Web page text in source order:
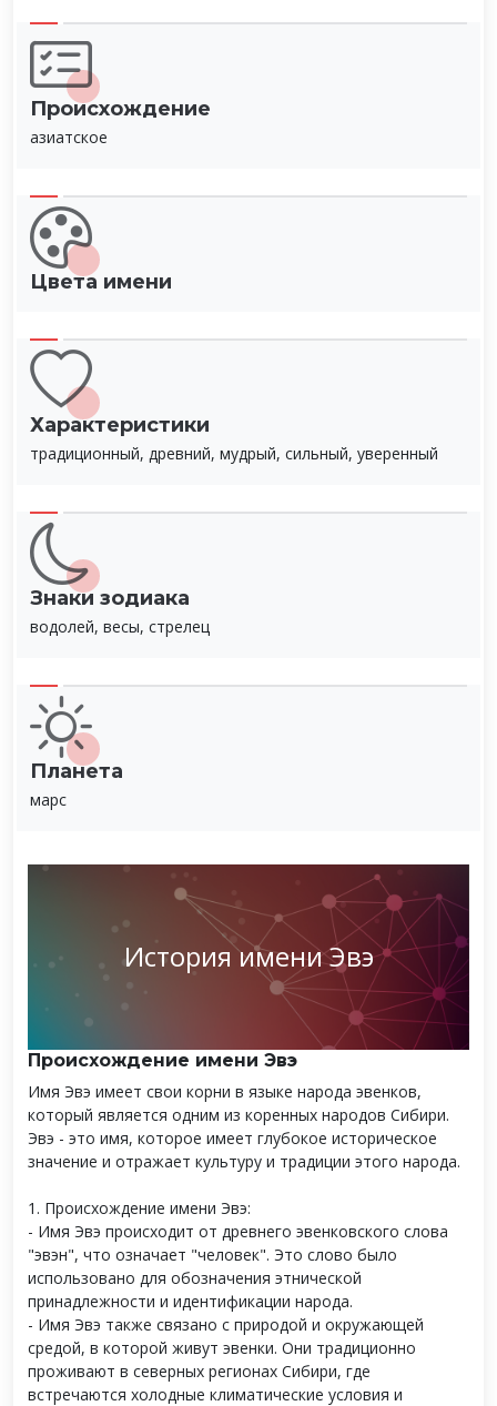
Происхождение
азиатское
Цвета имени
Характеристики
традиционный, древний, мудрый, сильный, уверенный
Знаки зодиака
водолей, весы, стрелец
Планета
марс
История имени Эвэ
Происхождение имени Эвэ
Имя Эвэ имеет свои корни в языке народа эвенков,
который является одним из коренных народов Сибири.
Эвэ - это имя, которое имеет глубокое историческое
значение и отражает культуру и традиции этого народа.
1. Происхождение имени Эвэ:
- Имя Эвэ происходит от древнего эвенковского слова
"эвэн", что означает "человек". Это слово было
использовано для обозначения этнической
принадлежности и идентификации народа.
- Имя Эвэ также связано с природой и окружающей
средой, в которой живут эвенки. Они традиционно
проживают в северных регионах Сибири, где
встречаются холодные климатические условия и